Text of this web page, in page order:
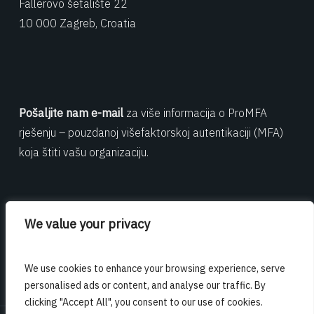
We value your privacy
We use cookies to enhance your browsing experience, serve
personalised ads or content, and analyse our traffic. By
clicking "Accept All", you consent to our use of cookies.
Fallerovo šetalište 22
10 000 Zagreb, Croatia
Pošaljite nam e-mail za više informacija o ProMFA
rješenju – pouzdanoj višefaktorskoj autentikaciji (MFA)
koja štiti vašu organizaciju.